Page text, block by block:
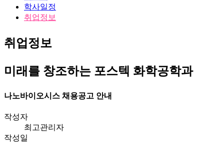
학사일정
취업정보
취업정보
미래를 창조하는 포스텍 화학공학과
나노바이오시스 채용공고 안내
작성자
최고관리자
작성일